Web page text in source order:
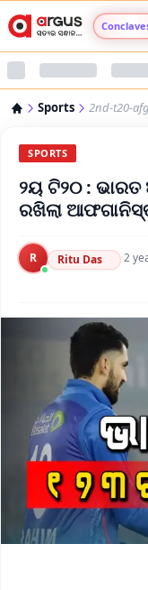
Sports 2nd-t20-
SPORTS
୨ୟ ଟି୨୦ :
ରଖିଲା
R Ritu Das ·2